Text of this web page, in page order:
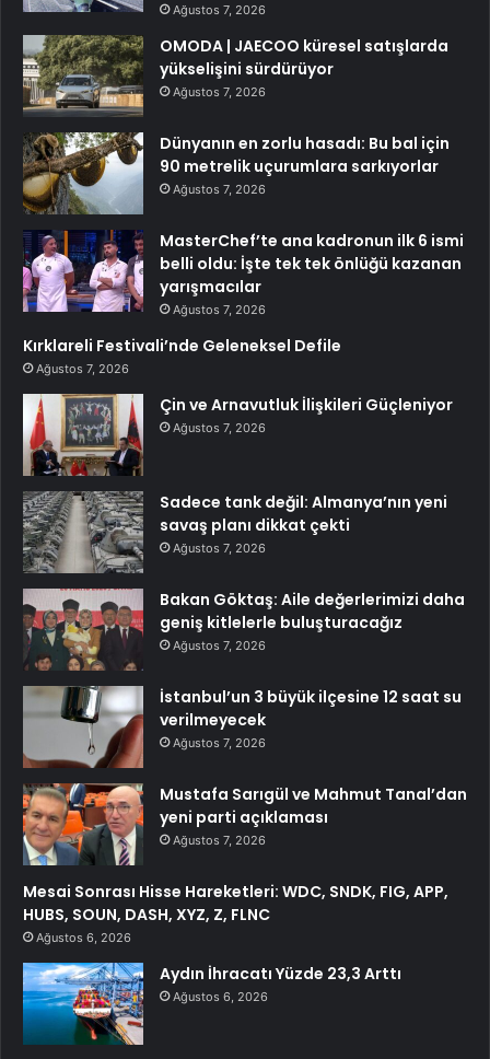
Ağustos 7, 2026
OMODA | JAECOO küresel satışlarda
yükselişini sürdürüyor
Ağustos 7, 2026
Dünyanın en zorlu hasadı: Bu bal için
90 metrelik uçurumlara sarkıyorlar
Ağustos 7, 2026
MasterChef’te ana kadronun ilk 6 ismi
belli oldu: İşte tek tek önlüğü kazanan
yarışmacılar
Ağustos 7, 2026
Kırklareli Festivali’nde Geleneksel Defile
Ağustos 7, 2026
Çin ve Arnavutluk İlişkileri Güçleniyor
Ağustos 7, 2026
Sadece tank değil: Almanya’nın yeni
savaş planı dikkat çekti
Ağustos 7, 2026
Bakan Göktaş: Aile değerlerimizi daha
geniş kitlelerle buluşturacağız
Ağustos 7, 2026
İstanbul’un 3 büyük ilçesine 12 saat su
verilmeyecek
Ağustos 7, 2026
Mustafa Sarıgül ve Mahmut Tanal’dan
yeni parti açıklaması
Ağustos 7, 2026
Mesai Sonrası Hisse Hareketleri: WDC, SNDK, FIG, APP,
HUBS, SOUN, DASH, XYZ, Z, FLNC
Ağustos 6, 2026
Aydın İhracatı Yüzde 23,3 Arttı
Ağustos 6, 2026